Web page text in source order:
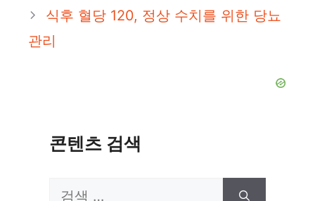
리
식후 혈당 120, 정상 수치를 위한 당뇨
관리
콘텐츠 검색
검